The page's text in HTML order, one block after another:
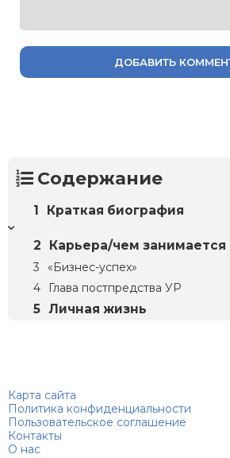
ДОБАВИТЬ
Содержание
Краткая биография
Карьера/чем занимается
«Бизнес-успех»
Глава постпредства УР
Личная жизнь
Карта сайта
Политика конфиденциальности
Пользовательское соглашение
Контакты
О нас